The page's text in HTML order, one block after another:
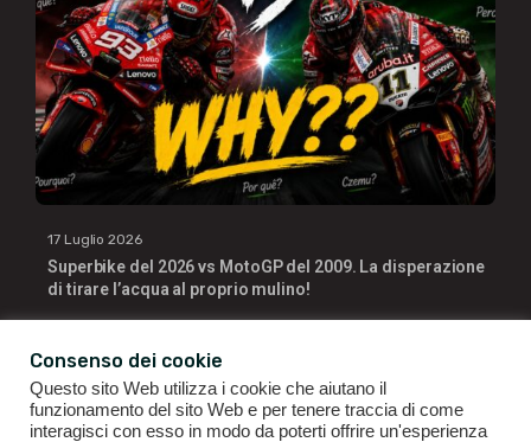
17 Luglio 2026
Superbike del 2026 vs MotoGP del 2009. La disperazione
di tirare l’acqua al proprio mulino!
Consenso dei cookie
Questo sito Web utilizza i cookie che aiutano il
funzionamento del sito Web e per tenere traccia di come
interagisci con esso in modo da poterti offrire un'esperienza